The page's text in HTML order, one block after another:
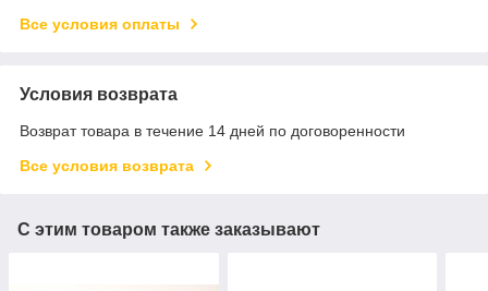
Все условия оплаты
Условия возврата
Возврат товара в течение 14 дней по договоренности
Все условия возврата
С этим товаром также заказывают